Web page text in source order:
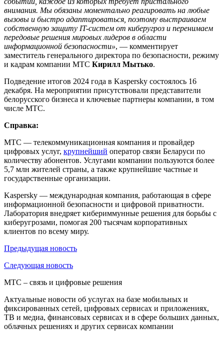
внимания. Мы обязаны моментально реагировать на любые
вызовы и быстро адаптироваться, поэтому выстраиваем
собственную защиту IT-систем от киберугроз и перенимаем
передовые решения мировых лидеров в области
информационной безопасности», — комментирует
заместитель генерального директора по безопасности, режиму
и кадрам компании МТС Кирилл Мытько.
Подведение итогов 2024 года в Kaspersky состоялось 16
декабря. На мероприятии присутствовали представители
белорусского бизнеса и ключевые партнеры компании, в том
числе МТС.
Справка:
МТС — телекоммуникационная компания и провайдер
цифровых услуг, крупнейший оператор связи Беларуси по
количеству абонентов. Услугами компании пользуются более
5,7 млн жителей страны, а также крупнейшие частные и
государственные организации.
Kaspersky — международная компания, работающая в сфере
информационной безопасности и цифровой приватности.
Лаборатория внедряет кибериммунные решения для борьбы с
киберугрозами, помогая 200 тысячам корпоративных
клиентов по всему миру.
Предыдущая новость
Следующая новость
МТС – связь и цифровые решения
Актуальные новости об услугах на базе мобильных и
фиксированных сетей, цифровых сервисах и приложениях,
ТВ и медиа, финансовых сервисах и в сфере больших данных,
облачных решениях и других сервисах компании